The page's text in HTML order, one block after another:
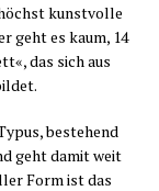
kunst­vol­le
geht es kaum, 14
das sich aus
bestehend
geht damit weit
Form ist das